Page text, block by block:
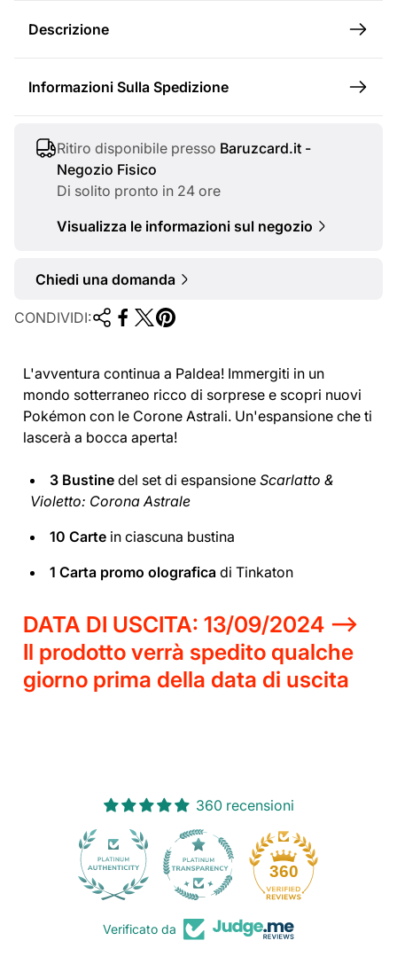
Descrizione
Informazioni Sulla Spedizione
Ritiro disponibile presso Baruzcard.it -
Negozio Fisico
Di solito pronto in 24 ore
Visualizza le informazioni sul negozio
Chiedi una domanda
CONDIVIDI:
L'avventura continua a Paldea! Immergiti in un
mondo sotterraneo ricco di sorprese e scopri nuovi
Pokémon con le Corone Astrali. Un'espansione che ti
lascerà a bocca aperta!
3 Bustine del set di espansione Scarlatto &
Violetto: Corona Astrale
10 Carte in ciascuna bustina
1 Carta promo olografica di Tinkaton
DATA DI USCITA: 13/09/2024 -->
Il prodotto verrà spedito qualche
giorno prima della data di uscita
360 recensioni
360
Verificato da